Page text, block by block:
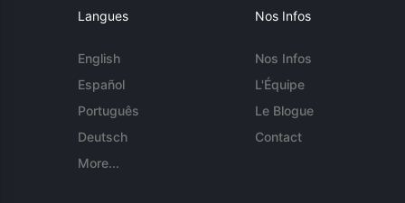
Langues
English
Español
Português
Deutsch
More...
Nos Infos
Nos Infos
L'Équipe
Le Blogue
Contact